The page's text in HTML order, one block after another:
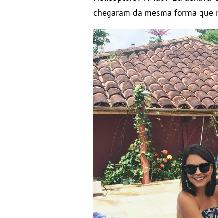
chegaram da mesma forma que